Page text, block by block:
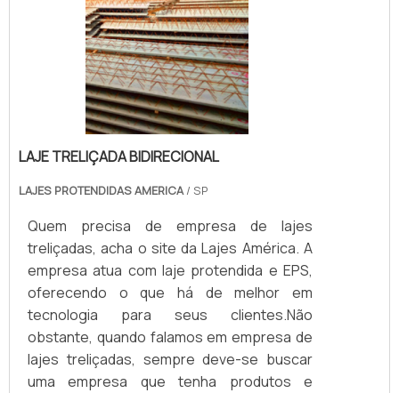
LAJE TRELIÇADA BIDIRECIONAL
LAJES PROTENDIDAS AMERICA/ SP
Quem precisa de empresa de lajes
treliçadas, acha o site da Lajes América. A
empresa atua com laje protendida e EPS,
oferecendo o que há de melhor em
tecnologia para seus clientes.Não
obstante, quando falamos em empresa de
lajes treliçadas, sempre deve-se buscar
uma empresa que tenha produtos e